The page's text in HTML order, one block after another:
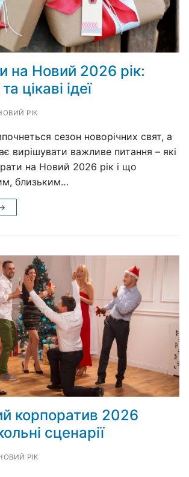
на Новий 2026 рік:
цікаві ідеї
РІК
сезон новорічних свят, а
вирішувати важливе питання – які
на Новий 2026 рік і що
близьким…
корпоратив 2026
сценарії
РІК